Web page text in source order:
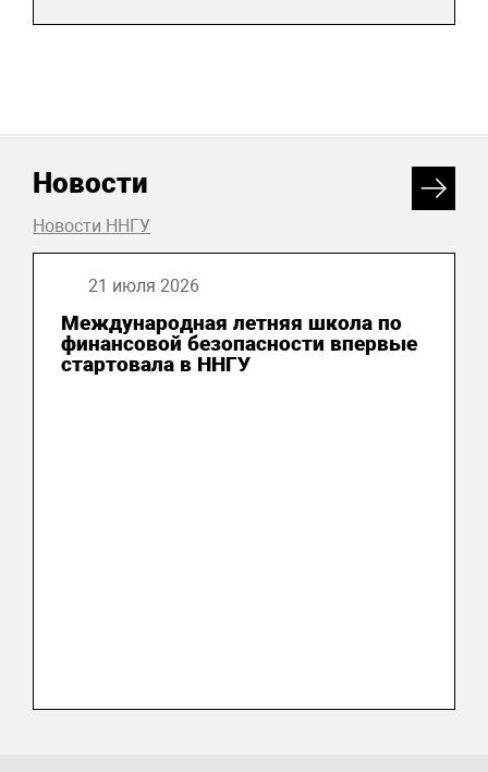
Новости
Новости ННГУ
21 июля 2026
Международная летняя школа по
финансовой безопасности впервые
стартовала в ННГУ